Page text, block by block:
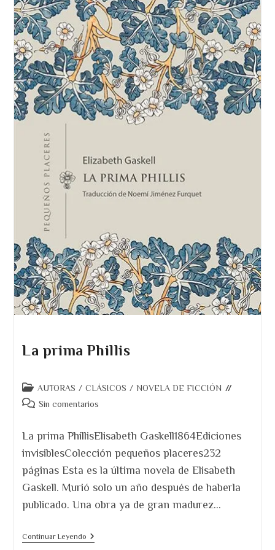
La prima Phillis
Categoría
de
AUTORAS / CLÁSICOS / NOVELA DE FICCIÓN
Comentarios
entrada:
Sin comentarios
La prima PhillisElisabeth Gaskell1864Ediciones
invisiblesColección pequeños placeres232
páginas Esta es la última novela de Elisabeth
Gaskell. Murió solo un año después de haberla
publicado. Una obra ya de gran madurez…
Continuar LeyendoLa